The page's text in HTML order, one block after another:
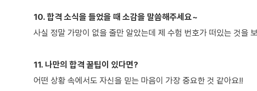
10. 합격 소식을 들었을 때 소감을 말씀해주세요~
사실 정말 가망이 없을 줄만 알았는데 제 수험 번호가 떠있는 것을
11. 나만의 합격 꿀팁이 있다면?
어떤 상황 속에서도 자신을 믿는 마음이 가장 중요한 것 같아요!!